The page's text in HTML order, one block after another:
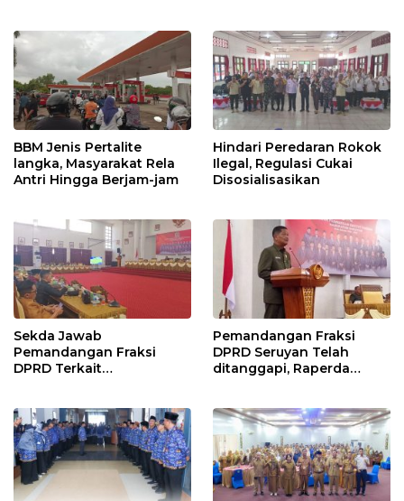
BBM Jenis Pertalite
langka, Masyarakat Rela
Antri Hingga Berjam-jam
Hindari Peredaran Rokok
Ilegal, Regulasi Cukai
Disosialisasikan
Sekda Jawab
Pemandangan Fraksi
DPRD Terkait
2024
Pemandangan Fraksi
DPRD Seruyan Telah
ditanggapi, Raperda